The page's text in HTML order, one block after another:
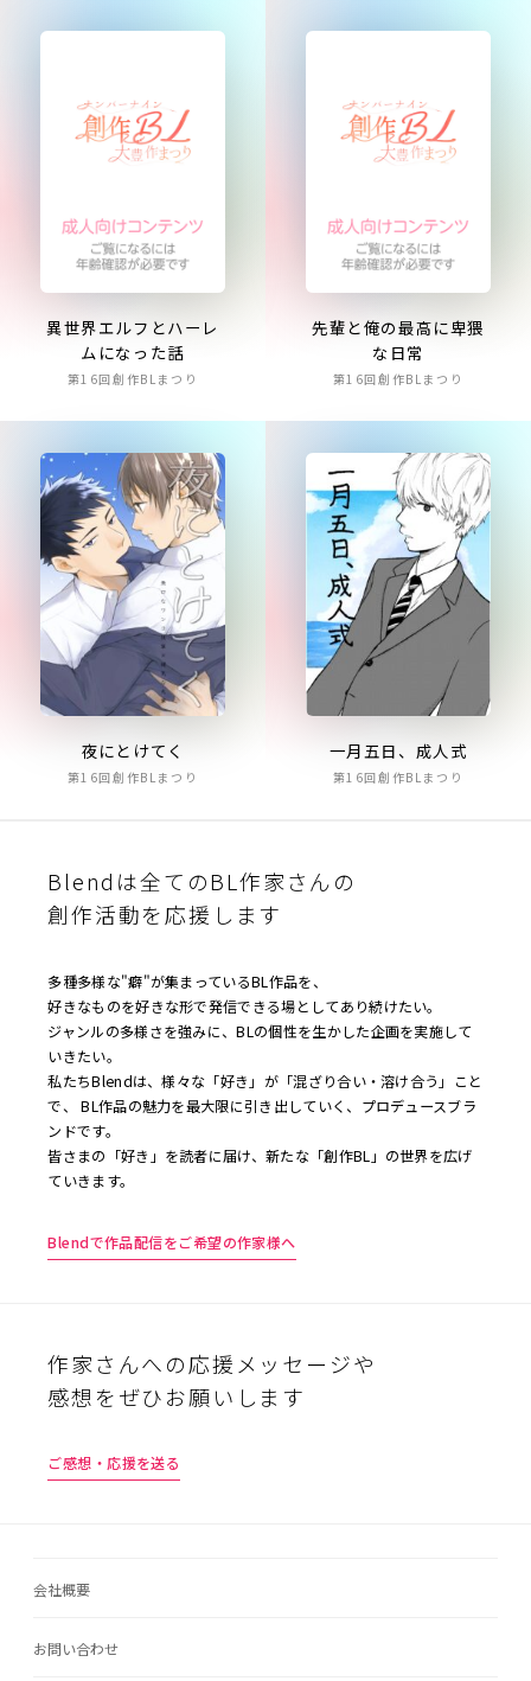
異世界エルフとハーレ
ムになった話
第16回創作BLまつり
先輩と俺の最高に卑猥
な日常
第16回創作BLまつり
夜にとけてく
第16回創作BLまつり
一月五日、成人式
第16回創作BLまつり
Blendは全てのBL作家さんの
創作活動を応援します
多種多様な"癖"が集まっているBL作品を、
好きなものを好きな形で発信できる場としてあり続けたい。
ジャンルの多様さを強みに、BLの個性を生かした企画を実施して
いきたい。
私たちBlendは、様々な「好き」が「混ざり合い・溶け合う」こと
で、 BL作品の魅力を最大限に引き出していく、プロデュースブラ
ンドです。
皆さまの「好き」を読者に届け、新たな「創作BL」の世界を広げ
ていきます。
Blendで作品配信をご希望の作家様へ
作家さんへの応援メッセージや
感想をぜひお願いします
ご感想・応援を送る
会社概要
お問い合わせ